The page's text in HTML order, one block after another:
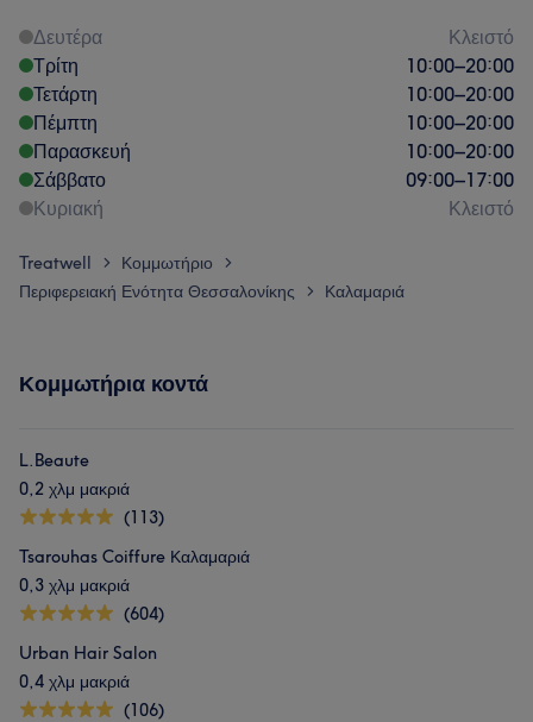
Δευτέρα
Κλειστό
Τρίτη
10:00–20:00
Τετάρτη
10:00–20:00
Πέμπτη
10:00–20:00
Παρασκευή
10:00–20:00
Σάββατο
09:00–17:00
Κυριακή
Κλειστό
Treatwell > Κομμωτήριο >
Περιφερειακή Ενότητα Θεσσαλονίκης > Καλαμαριά
Κομμωτήρια κοντά
L.Beaute
0,2 χλμ μακριά
(113)
Tsarouhas Coiffure Καλαμαριά
0,3 χλμ μακριά
(604)
Urban Hair Salon
0,4 χλμ μακριά
(106)